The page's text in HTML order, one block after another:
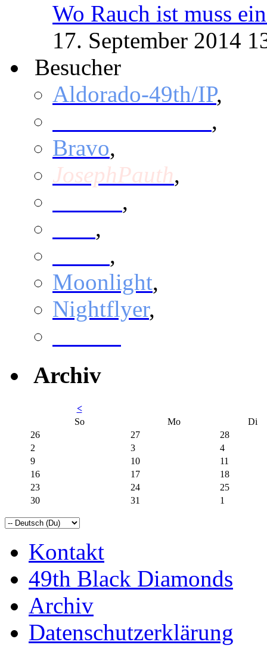
Wo Rauch ist muss
17. September 2014
Besucher
Aldorado-49th/IP,
,
Bravo,
JosephPauth,
,
,
,
Moonlight,
Nightflyer,
Archiv
<
So
Mo
Di
26
27
28
2
3
4
9
10
11
16
17
18
23
24
25
30
31 1
Kontakt
49th Black Diamonds
Archiv
Datenschutzerklärung